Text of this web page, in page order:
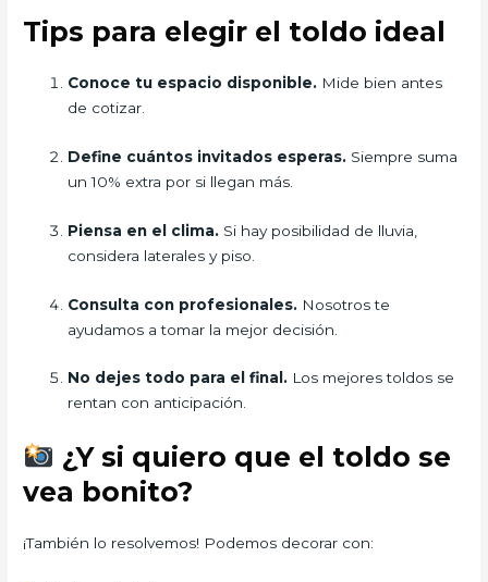
Tips para elegir el toldo ideal
Conoce tu espacio disponible. Mide bien antes
de cotizar.
Define cuántos invitados esperas. Siempre suma
un 10% extra por si llegan más.
Piensa en el clima. Si hay posibilidad de lluvia,
considera laterales y piso.
Consulta con profesionales. Nosotros te
ayudamos a tomar la mejor decisión.
No dejes todo para el final. Los mejores toldos se
rentan con anticipación.
¿Y si quiero que el toldo se
vea bonito?
¡También lo resolvemos! Podemos decorar con: